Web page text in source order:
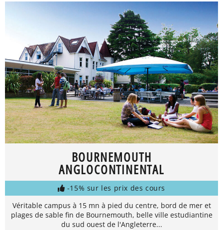
BOURNEMOUTH
ANGLOCONTINENTAL
-15% sur les prix des cours
Véritable campus à 15 mn à pied du centre, bord de mer et
plages de sable fin de Bournemouth, belle ville estudiantine
du sud ouest de l'Angleterre...